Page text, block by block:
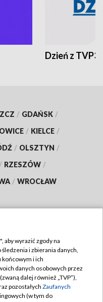
Dzień z TVP3
/ GDAŃSK /
/ KIELCE /
/ OLSZTYN /
/ RZESZÓW /
/ WROCŁAW
TVP
aby wyrazić zgody na
i zbierania danych,
końcowym i ich
danych osobowych przez
dalej również „TVP”),
pozostałych Zaufanych
(w tym do